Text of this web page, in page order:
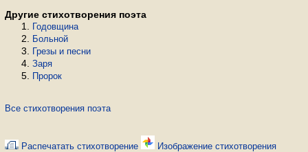
Другие стихотворения поэта
Годовщина
Больной
Грезы и песни
Заря
Пророк
Все стихотворения поэта
Распечатать стихотворение Изображение стихотворения